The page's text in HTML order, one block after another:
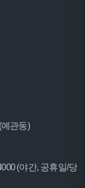
예관동)
(야간, 공휴일/당